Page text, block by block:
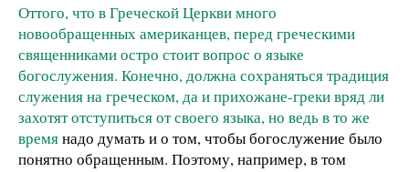
Оттого, что в Греческой Церкви много
новообращенных американцев, перед греческими
священниками остро стоит вопрос о языке
богослужения. Конечно, должна сохраняться традиция
служения на греческом, да и прихожане-греки вряд ли
захотят отступиться от своего языка, но ведь в то же
времянадо думать и о том, чтобы богослужение было
понятно обращенным. Поэтому, например, в том